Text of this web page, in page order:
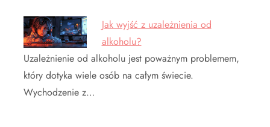
Jak wyjść z uzależnienia od
alkoholu?
Uzależnienie od alkoholu jest poważnym problemem,
który dotyka wiele osób na całym świecie.
Wychodzenie z…